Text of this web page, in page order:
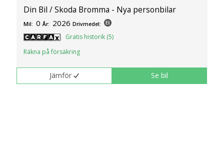
Din Bil / Skoda Bromma - Nya personbilar
Mil: 0 År: 2026 Drivmedel:
Gratis historik (5)
Räkna på försäkring
Jämför Se bil